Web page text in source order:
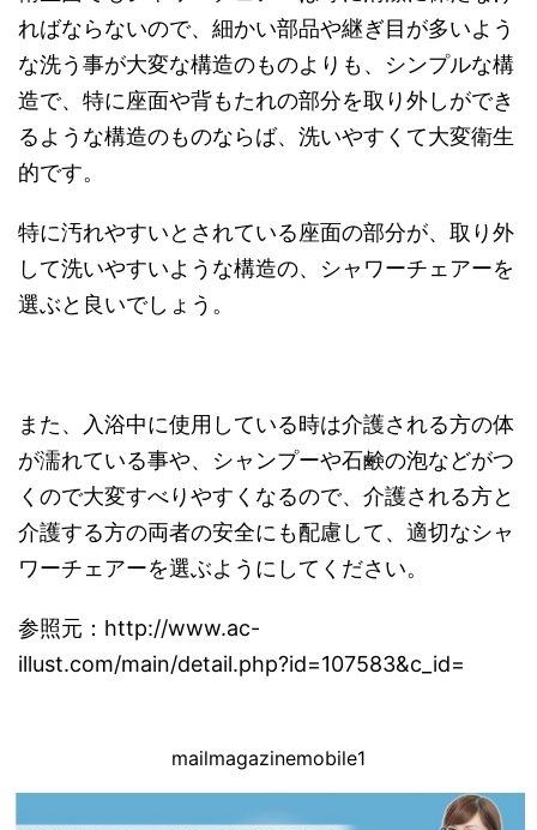
ればならないので、細かい部品や継ぎ目が多いよう
な洗う事が大変な構造のものよりも、シンプルな構
造で、特に座面や背もたれの部分を取り外しができ
るような構造のものならば、洗いやすくて大変衛生
的です。
特に汚れやすいとされている座面の部分が、取り外
して洗いやすいような構造の、シャワーチェアーを
選ぶと良いでしょう。
また、入浴中に使用している時は介護される方の体
が濡れている事や、シャンプーや石鹸の泡などがつ
くので大変すべりやすくなるので、介護される方と
介護する方の両者の安全にも配慮して、適切なシャ
ワーチェアーを選ぶようにしてください。
参照元：http://www.ac-
illust.com/main/detail.php?id=107583&c_id=
mailmagazinemobile1